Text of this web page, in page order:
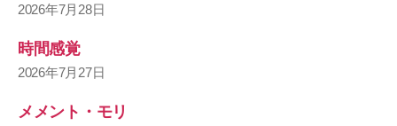
2026年7月28日
時間感覚
2026年7月27日
メメント・モリ